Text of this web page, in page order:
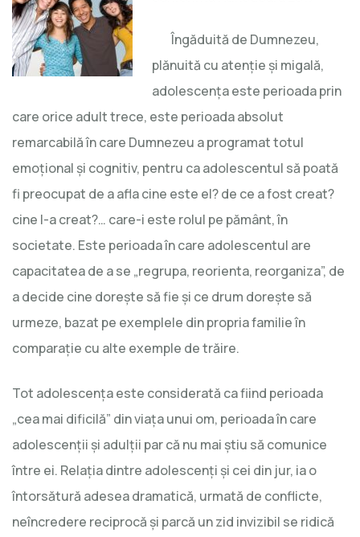
Îngăduită de Dumnezeu,
plănuită cu atenție și migală,
adolescența este perioada prin
care orice adult trece, este perioada absolut
remarcabilă în care Dumnezeu a programat totul
emoțional și cognitiv, pentru ca adolescentul să poată
fi preocupat de a afla cine este el? de ce a fost creat?
cine l-a creat?… care-i este rolul pe pământ, în
societate. Este perioada în care adolescentul are
capacitatea de a se „regrupa, reorienta, reorganiza”, de
a decide cine dorește să fie și ce drum dorește să
urmeze, bazat pe exemplele din propria familie în
comparație cu alte exemple de trăire.
Tot adolescența este considerată ca fiind perioada
„cea mai dificilă” din viața unui om, perioada în care
adolescenții și adulții par că nu mai știu să comunice
între ei. Relația dintre adolescenți și cei din jur, ia o
întorsătură adesea dramatică, urmată de conflicte,
neîncredere reciprocă și parcă un zid invizibil se ridică